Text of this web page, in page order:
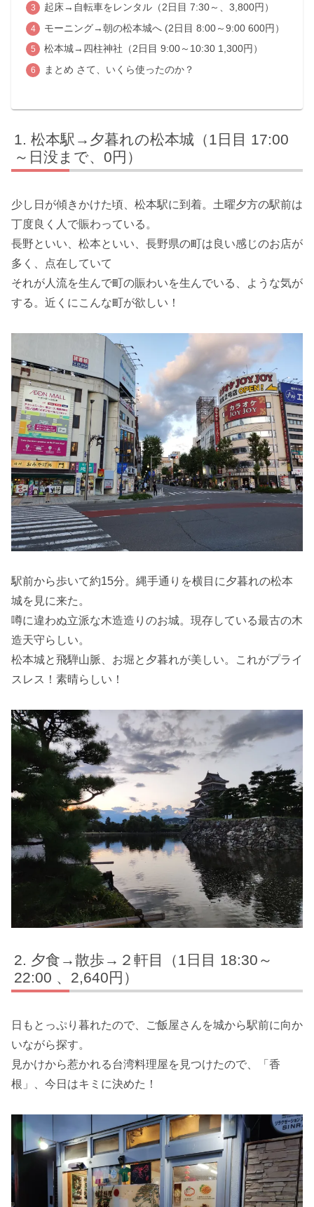
起床→自転車をレンタル（2日目 7:30～、3,800円）
モーニング→朝の松本城へ (2日目 8:00～9:00 600円）
松本城→四柱神社（2日目 9:00～10:30 1,300円）
まとめ さて、いくら使ったのか？
松本駅→夕暮れの松本城（1日目 17:00
～日没まで、0円）
少し日が傾きかけた頃、松本駅に到着。土曜夕方の駅前は
丁度良く人で賑わっている。
長野といい、松本といい、長野県の町は良い感じのお店が
多く、点在していて
それが人流を生んで町の賑わいを生んでいる、ような気が
する。近くにこんな町が欲しい！
駅前から歩いて約15分。縄手通りを横目に夕暮れの松本
城を見に来た。
噂に違わぬ立派な木造造りのお城。現存している最古の木
造天守らしい。
松本城と飛騨山脈、お堀と夕暮れが美しい。これがプライ
スレス！素晴らしい！
夕食→散歩→２軒目（1日目 18:30～
22:00 、2,640円）
日もとっぷり暮れたので、ご飯屋さんを城から駅前に向か
いながら探す。
見かけから惹かれる台湾料理屋を見つけたので、「香
根」、今日はキミに決めた！